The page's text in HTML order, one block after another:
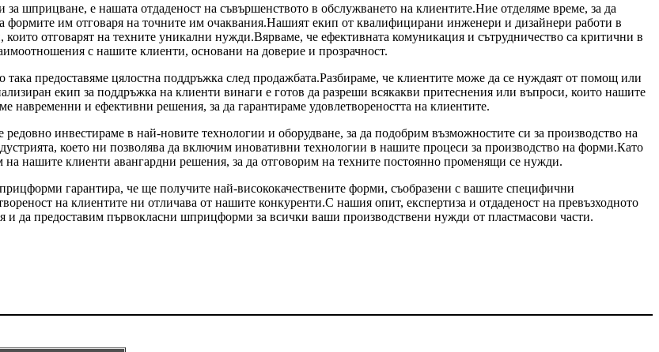
шприцване, е нашата отдаденост на съвършенството в обслужването на клиентите.Ние отделяме време, за да
формите им отговаря на точните им очаквания.Нашият екип от квалифицирани инженери и дизайнери работи в
които отговарят на техните уникални нужди.Вярваме, че ефективната комуникация и сътрудничество са критични в
с нашите клиенти, основани на доверие и прозрачност.
предоставяме цялостна поддръжка след продажбата.Разбираме, че клиентите може да се нуждаят от помощ или
екип за поддръжка на клиенти винаги е готов да разреши всякакви притеснения или въпроси, които нашите
навременни и ефективни решения, за да гарантираме удовлетвореността на клиентите.
инвестираме в най-новите технологии и оборудване, за да подобрим възможностите си за производство на
което ни позволява да включим иновативни технологии в нашите процеси за производство на форми.Като
нашите клиенти авангардни решения, за да отговорим на техните постоянно променящи се нужди.
гарантира, че ще получите най-висококачествените форми, съобразени с вашите специфични
на клиентите ни отличава от нашите конкуренти.С нашия опит, експертиза и отдаденост на превъзходното
да предоставим първокласни шприцформи за всички ваши производствени нужди от пластмасови части.